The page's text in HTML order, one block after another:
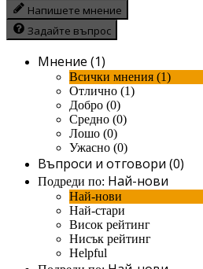
Напишете мнение
Задайте въпрос
Мнение (1)
Всички мнения (1)
Отлично (1)
Добро (0)
Средно (0)
Лошо (0)
Ужасно (0)
Въпроси и отговори (0)
Подреди по: Най-нови
Най-нови
Най-стари
Висок рейтинг
Нисък рейтинг
Helpful